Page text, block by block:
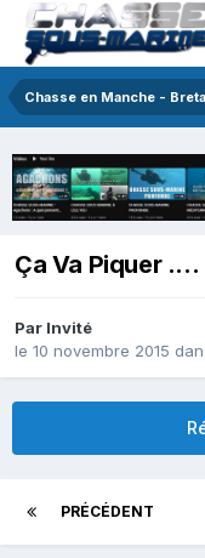
Chasse en Manche -
Ça Va Piquer ....
Par Invité
le 10 novembre 2015
PRÉCÉDENT